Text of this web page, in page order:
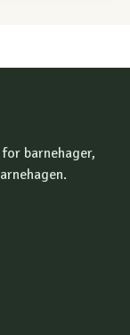
barnehager,